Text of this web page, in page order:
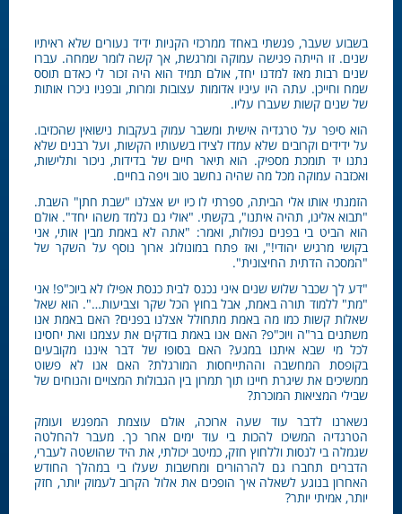
בשבוע שעבר, פגשתי באחד ממרכזי הקניות ידיד נעורים שלא ראיתיו
שנים. זו הייתה פגישה עמוקה ומרגשת, אך קשה לומר שמחה. עברו
שנים רבות מאז למדנו יחד, אולם תמיד הוא היה זכור לי כאדם תוסס
שמח וחייכן. עתה היו עיניו אדומות עצובות ומרות, ובפניו ניכרו אותות
של שנים קשות שעברו עליו.
הוא סיפר על טרגדיה אישית ומשבר עמוק בעקבות נישואין שהכזיבו.
על ידידים וקרובים שלא עמדו לצידו בשעותיו הקשות, ועל רבנים שלא
נתנו יד תומכת מספיק. הוא תיאר חיים של בדידות, ניכור ותלישות,
ואכזבה עמוקה מכל מה שהיה נחשב טוב ויפה בחיים.
הזמנתי אותו אלי הביתה, ספרתי לו כיו יש אצלנו "שבת חתן" השבת.
"תבוא אלינו, תהיה איתנו", בקשתי. "אולי גם נלמד משהו יחד". אולם
הוא הביט בי בפנים נפולות, ואמר: "אתה לא באמת מבין אותי, אני
בקושי מרגיש יהודי!", ואז פתח במונולוג ארוך נוסף על השקר של
"המסכה הדתית החיצונית".
"דע לך שכבר שלוש שנים איני נכנס לבית כנסת אפילו לא ביוכ"פ! אני
"מת" ללמוד תורה באמת, אבל בחוץ הכל שקר וצביעות…". הוא שאל
שאלות קשות כמו מה באמת מתחולל אצלנו בפנים? האם באמת אנו
משתנים בר"ה ויוכ"פ? האם אנו באמת בודקים את עצמנו ואת יחסינו
לכל מי שבא איתנו במגע? האם בסופו של דבר איננו מקובעים
בקופסת המחשבה וההתייחסות המורגלת? האם אנו לא פשוט
ממשיכים את שיגרת חיינו תוך תמרון בין הגבולות המצויים והנוחים של
שבילי המציאות המוכרת?
נשארנו לדבר עוד שעה ארוכה, אולם עוצמת המפגש ועומק
הטרגדיה המשיכו להכות בי עוד ימים אחר כך. מעבר להחלטה
שגמלה בי לנסות וללחוץ חזק, כמיטב יכולתי, את היד שהושטה לעברי,
הדברים תחברו גם להרהורים ומחשבות שעלו בי במהלך החודש
האחרון בנוגע לשאלה איך הופכים את אלול הקרוב לעמוק יותר, חזק
יותר, אמיתי יותר?